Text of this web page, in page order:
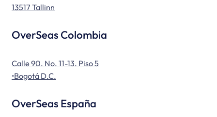
13517 Tallinn
OverSeas Colombia
Calle 90. No. 11-13. Piso 5
•Bogotá D.C.
OverSeas España